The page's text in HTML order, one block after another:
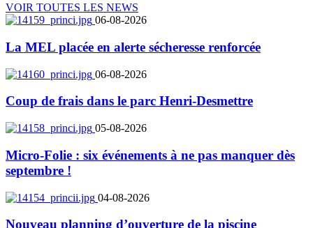
VOIR TOUTES LES NEWS
06-08-2026
La MEL placée en alerte sécheresse renforcée
06-08-2026
Coup de frais dans le parc Henri-Desmettre
05-08-2026
Micro-Folie : six événements à ne pas manquer dès
septembre !
04-08-2026
Nouveau planning d’ouverture de la piscine